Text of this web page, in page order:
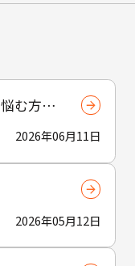
む方へ
2026年06月11日
2026年05月12日